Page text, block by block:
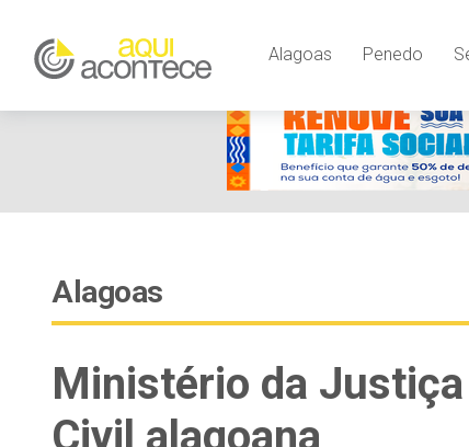
Alagoas Penedo
Alagoas
Ministério da
Civil alagoana